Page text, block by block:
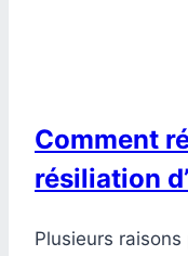
Comment
résiliation
Plusieurs